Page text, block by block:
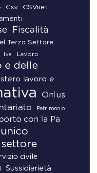
Csv CSVnet
Fiscalità
Terzo Settore
Iva Lavoro
e delle
lavoro e
Onlus
Patrimonio
con la Pa
civile
Sussidiarietà